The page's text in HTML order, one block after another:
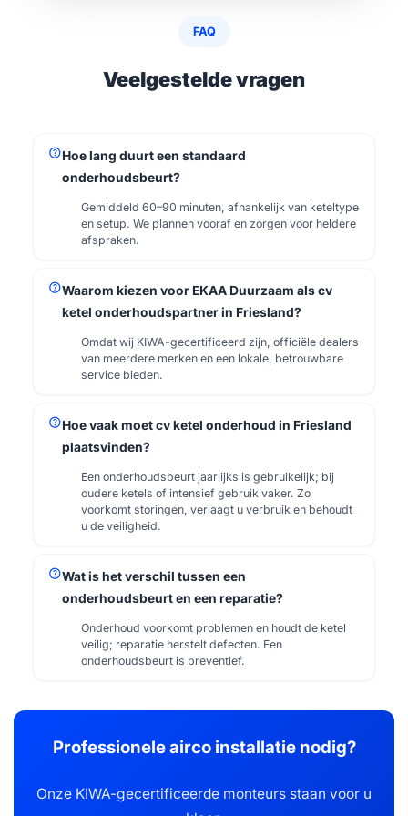
FAQ
Veelgestelde vragen
helpHoe lang duurt een standaard
onderhoudsbeurt?
Gemiddeld 60–90 minuten, afhankelijk van keteltype
en setup. We plannen vooraf en zorgen voor heldere
afspraken.
helpWaarom kiezen voor EKAA Duurzaam als cv
ketel onderhoudspartner in Friesland?
Omdat wij KIWA-gecertificeerd zijn, officiële dealers
van meerdere merken en een lokale, betrouwbare
service bieden.
helpHoe vaak moet cv ketel onderhoud in Friesland
plaatsvinden?
Een onderhoudsbeurt jaarlijks is gebruikelijk; bij
oudere ketels of intensief gebruik vaker. Zo
voorkomt storingen, verlaagt u verbruik en behoudt
u de veiligheid.
helpWat is het verschil tussen een
onderhoudsbeurt en een reparatie?
Onderhoud voorkomt problemen en houdt de ketel
veilig; reparatie herstelt defecten. Een
onderhoudsbeurt is preventief.
Professionele airco installatie nodig?
Onze KIWA-gecertificeerde monteurs staan voor u